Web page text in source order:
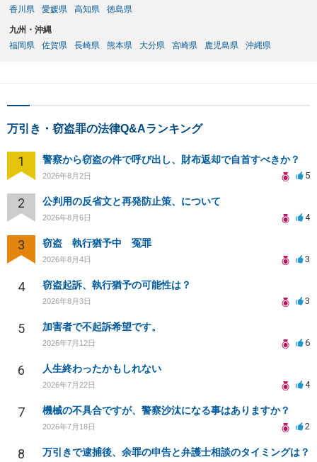
香川県
愛媛県 高知県 徳島県
九州・沖縄
福岡県
佐賀県 長崎県 熊本県 大分県 宮崎県 鹿児島県 沖縄県
万引き・窃盗罪の法律Q&Aランキング
1 警察から窃盗の件で呼び出し、財布返却で自首すべきか？
2026年8月2日 5
2 公判用の反省文と再発防止策、について
2026年8月6日 4
3 窃盗 執行猶予中 冤罪
2026年8月4日 3
4 窃盗起訴、執行猶予の可能性は？
2026年8月3日 3
5 加害者で不起訴希望です。
2026年7月12日 6
6 人生終わったかもしれない
2026年7月22日 4
7 機械の不具合ですが、警察沙汰になる事はありますか？
2026年7月18日 2
8 万引きで逮捕後、余罪の申告と弁護士相談のタイミングは？